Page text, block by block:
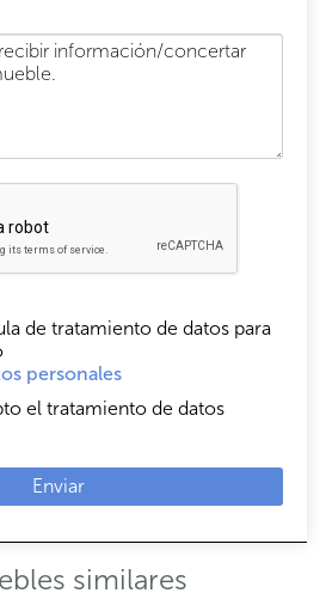
de tratamiento de datos para
personales
el tratamiento de datos
Enviar
similares